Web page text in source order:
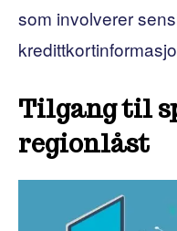
som involverer
Tilgang til
regionlåst